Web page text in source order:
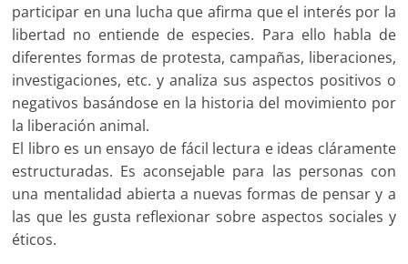
participar en una lucha que afirma que el interés por la
libertad no entiende de especies. Para ello habla de
diferentes formas de protesta, campañas, liberaciones,
investigaciones, etc. y analiza sus aspectos positivos o
negativos basándose en la historia del movimiento por
la liberación animal.
El libro es un ensayo de fácil lectura e ideas cláramente
estructuradas. Es aconsejable para las personas con
una mentalidad abierta a nuevas formas de pensar y a
las que les gusta reflexionar sobre aspectos sociales y
éticos.